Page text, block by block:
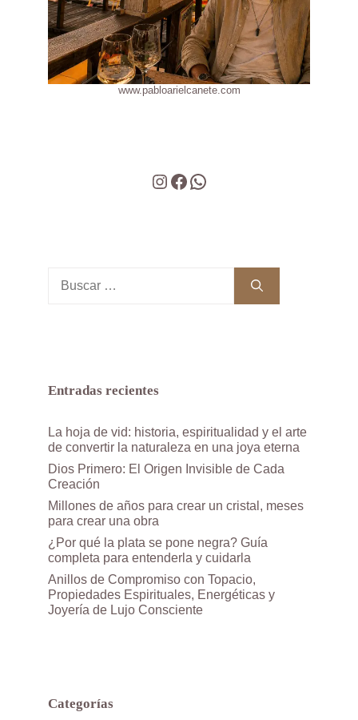
www.pabloarielcanete.com
Instagram
Facebook
WhatsApp
Entradas recientes
La hoja de vid: historia, espiritualidad y el arte
de convertir la naturaleza en una joya eterna
Dios Primero: El Origen Invisible de Cada
Creación
Millones de años para crear un cristal, meses
para crear una obra
¿Por qué la plata se pone negra? Guía
completa para entenderla y cuidarla
Anillos de Compromiso con Topacio,
Propiedades Espirituales, Energéticas y
Joyería de Lujo Consciente
Categorías